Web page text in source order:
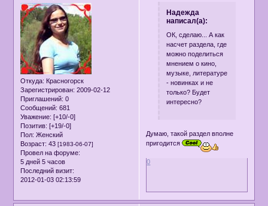
Откуда: Красногорск
Зарегистрирован: 2009-02-12
Приглашений: 0
Сообщений: 681
Уважение: [+10/-0]
Позитив: [+19/-0]
Пол: Женский
Возраст: 43[1983-06-07]
Провел на форуме:
5 дней 5 часов
Последний визит:
2012-01-03 02:13:59
Надежда
написал(а):
ОК, сделаю... А как
насчет раздела, где
можно поделиться
мнением о кино,
музыке, литературе
- новинках и не
только? Будет
интересно?
Думаю, такой раздел вполне
пригодится
0